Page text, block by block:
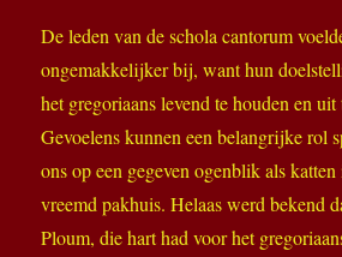
De leden van de schola cantorum
ongemakkelijker bij, want hun
het gregoriaans levend te houden en uit
Gevoelens kunnen een belangrijke rol
ons op een gegeven ogenblik als
vreemd pakhuis. Helaas werd bekend
Ploum, die hart had voor het